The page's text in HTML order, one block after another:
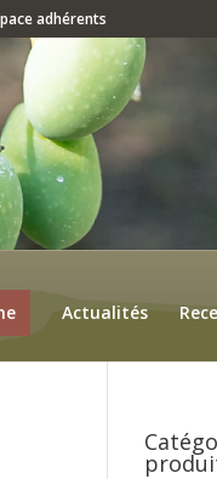
adhérents
Actualités